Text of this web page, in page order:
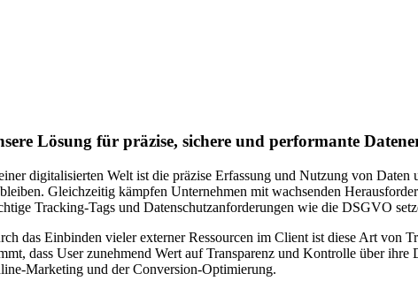
Lösung für präzise, sichere und performante
digitalisierten Welt ist die präzise Erfassung und Nutzung von
Gleichzeitig kämpfen Unternehmen mit wachsenden
Tracking-Tags und Datenschutzanforderungen wie die DSGVO
das Einbinden vieler externer Ressourcen im Client ist diese Art von
dass User zunehmend Wert auf Transparenz und Kontrolle über
Marketing und der Conversion-Optimierung.